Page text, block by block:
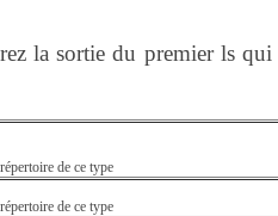
la sortie du premier ls qui
de ce type
de ce type